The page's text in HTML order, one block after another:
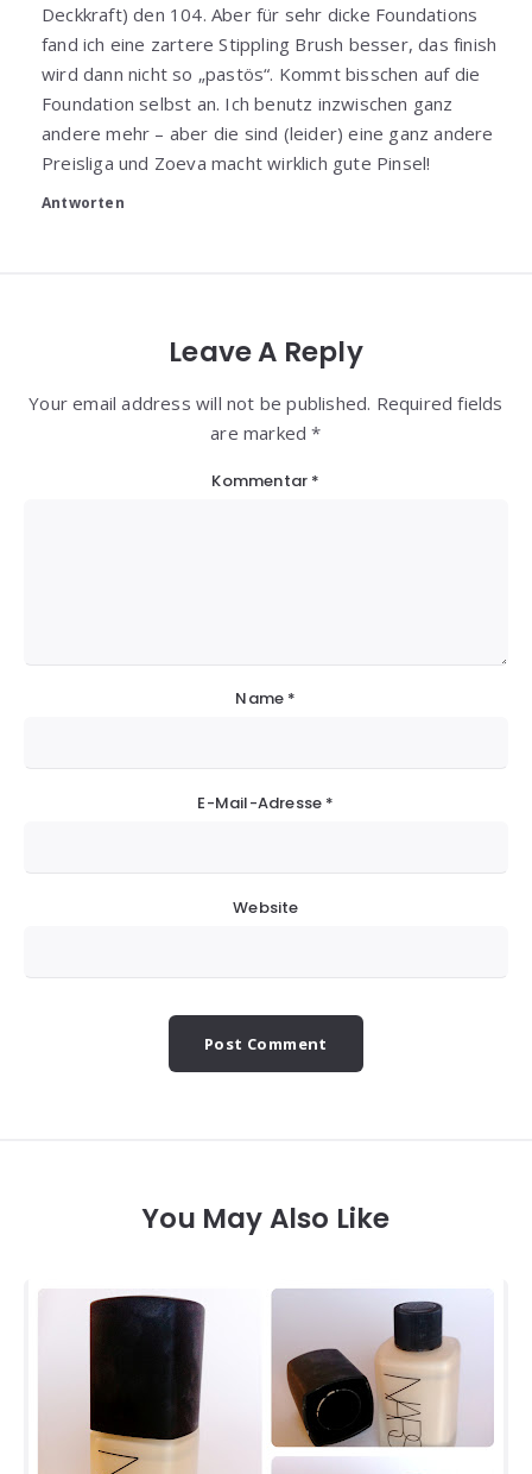
Deckkraft) den 104. Aber für sehr dicke Foundations
fand ich eine zartere Stippling Brush besser, das finish
wird dann nicht so „pastös“. Kommt bisschen auf die
Foundation selbst an. Ich benutz inzwischen ganz
andere mehr – aber die sind (leider) eine ganz andere
Preisliga und Zoeva macht wirklich gute Pinsel!
Antworten
Leave A Reply
Your email address will not be published. Required fields
are marked *
Kommentar *
Name *
E-Mail-Adresse *
Website
You May Also Like